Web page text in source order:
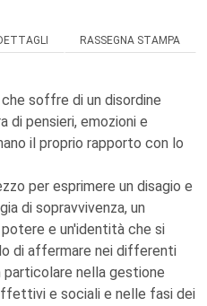
RASSEGNA STAMPA
soffre di un disordine
di pensieri, emozioni e
il proprio rapporto con lo
per esprimere un disagio e
di sopravvivenza, un
e un'identità che si
di affermare nei differenti
nella gestione
e sociali e nelle fasi dei